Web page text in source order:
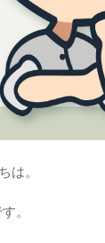
は。
。